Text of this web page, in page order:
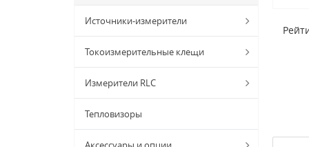
Источники-измерители
Токоизмерительные клещи
Измерители RLC
Тепловизоры